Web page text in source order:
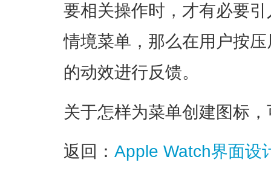
要相关操作时，才有必要
情境菜单，那么在用户按
的动效进行反馈。
关于怎样为菜单创建图标
返回： Apple Watch界面设